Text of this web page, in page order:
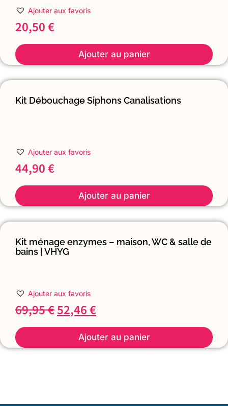
Ajouter aux favoris
20,50€
Ajouter au panier
Kit Débouchage Siphons Canalisations
Ajouter aux favoris
44,90€
Ajouter au panier
Kit ménage enzymes – maison, WC & salle de
bains | VHYG
Ajouter aux favoris
69,95€52,46€
Ajouter au panier